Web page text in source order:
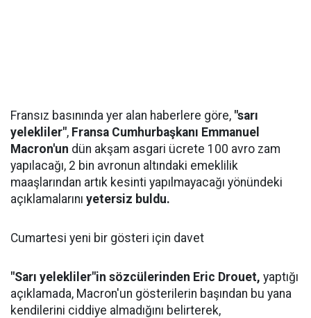
Fransız basınında yer alan haberlere göre, "sarı
yelekliler", Fransa Cumhurbaşkanı Emmanuel
Macron'un dün akşam asgari ücrete 100 avro zam
yapılacağı, 2 bin avronun altındaki emeklilik
maaşlarından artık kesinti yapılmayacağı yönündeki
açıklamalarını yetersiz buldu.
Cumartesi yeni bir gösteri için davet
"Sarı yelekliler"in sözcülerinden Eric Drouet, yaptığı
açıklamada, Macron'un gösterilerin başından bu yana
kendilerini ciddiye almadığını belirterek,